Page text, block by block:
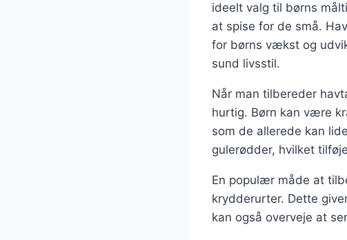
ideelt valg til børns
at spise for de små.
for børns vækst og
sund livsstil.
Når man tilbereder
hurtig. Børn kan være
som de allerede kan
gulerødder, hvilket
En populær måde at
krydderurter. Dette
kan også overveje at